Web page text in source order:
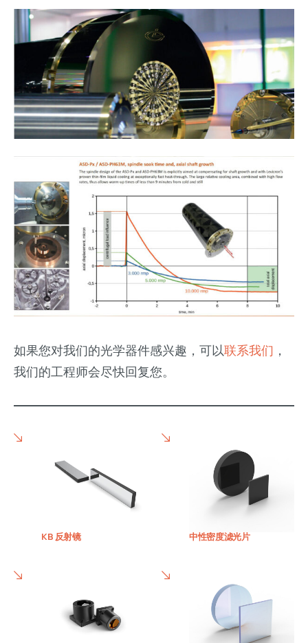
如果您对我们的光学器件感兴趣，可以联系我们 ，
我们的工程师会尽快回复您。
KB 反射镜 中性密度滤光片